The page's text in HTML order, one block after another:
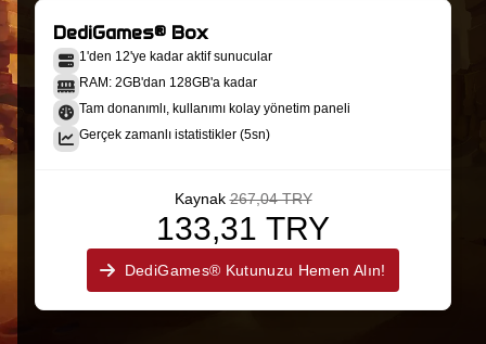
DediGames® Box
1'den 12'ye kadar aktif sunucular
RAM: 2GB'dan 128GB'a kadar
Tam donanımlı, kullanımı kolay yönetim paneli
Gerçek zamanlı istatistikler (5sn)
Kaynak 267,04 TRY
133,31 TRY
DediGames® Kutunuzu Hemen Alın!